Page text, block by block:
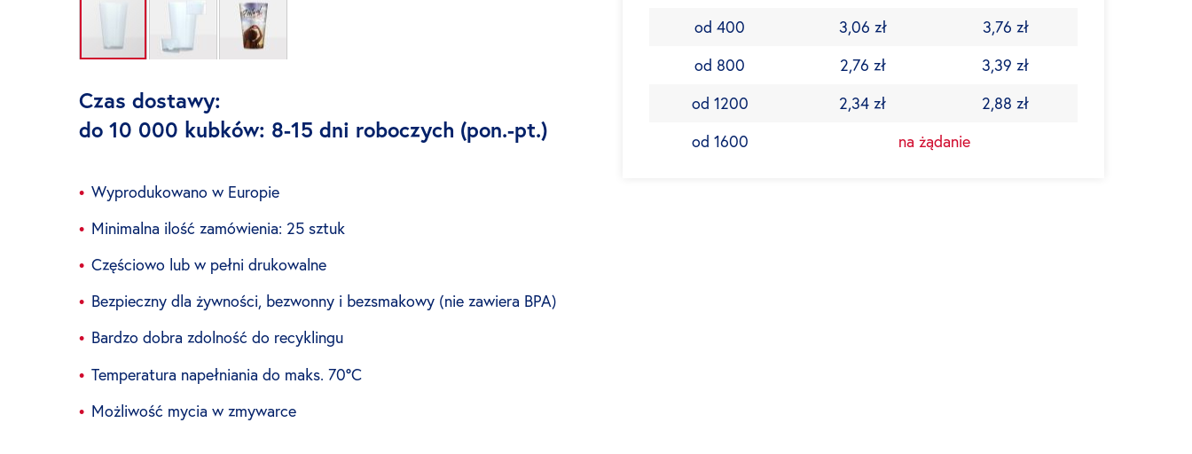
na
początek
galerii
Czas dostawy:
do 10 000 kubków: 8-15 dni roboczych (pon.-pt.)
Wyprodukowano w Europie
Minimalna ilość zamówienia: 25 sztuk
Częściowo lub w pełni drukowalne
Bezpieczny dla żywności, bezwonny i bezsmakowy (nie zawiera BPA)
Bardzo dobra zdolność do recyklingu
Temperatura napełniania do maks. 70°C
Możliwość mycia w zmywarce
od 400
3,06 zł
3,76 zł
od 800
2,76 zł
3,39 zł
od 1200
2,34 zł
2,88 zł
od 1600
na żądanie